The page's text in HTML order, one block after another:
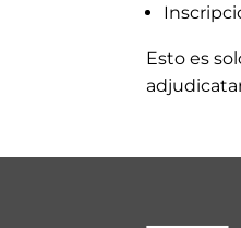
Esto es